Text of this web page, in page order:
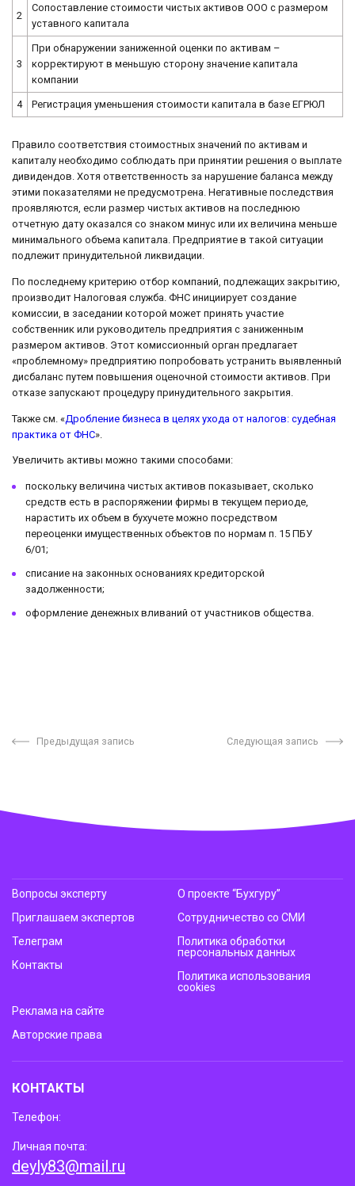
2
Сопоставление стоимости чистых активов ООО с размером
уставного капитала
3
При обнаружении заниженной оценки по активам –
корректируют в меньшую сторону значение капитала
компании
4 Регистрация уменьшения стоимости капитала в базе ЕГРЮЛ
Правило соответствия стоимостных значений по активам и
капиталу необходимо соблюдать при принятии решения о выплате
дивидендов. Хотя ответственность за нарушение баланса между
этими показателями не предусмотрена. Негативные последствия
проявляются, если размер чистых активов на последнюю
отчетную дату оказался со знаком минус или их величина меньше
минимального объема капитала. Предприятие в такой ситуации
подлежит принудительной ликвидации.
По последнему критерию отбор компаний, подлежащих закрытию,
производит Налоговая служба. ФНС инициирует создание
комиссии, в заседании которой может принять участие
собственник или руководитель предприятия с заниженным
размером активов. Этот комиссионный орган предлагает
«проблемному» предприятию попробовать устранить выявленный
дисбаланс путем повышения оценочной стоимости активов. При
отказе запускают процедуру принудительного закрытия.
Также см. «Дробление бизнеса в целях ухода от налогов: судебная
практика от ФНС».
Увеличить активы можно такими способами:
поскольку величина чистых активов показывает, сколько
средств есть в распоряжении фирмы в текущем периоде,
нарастить их объем в бухучете можно посредством
переоценки имущественных объектов по нормам п. 15 ПБУ
6/01;
списание на законных основаниях кредиторской
задолженности;
оформление денежных вливаний от участников общества.
Предыдущая запись Следующая запись
Вопросы эксперту
Приглашаем экспертов
Телеграм
Контакты
О проекте “Бухгуру”
Сотрудничество со СМИ
Политика обработки
персональных данных
Политика использования
cookies
Реклама на сайте
Авторские права
КОНТАКТЫ
Телефон:
Личная почта:
deyly83@mail.ru